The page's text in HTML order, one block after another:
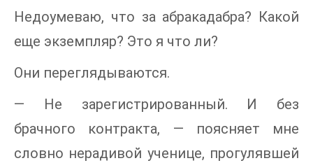
Недоумеваю, что за абракадабра? Какой
еще экземпляр? Это я что ли?
Они переглядываются.
— Не зарегистрированный. И без
брачного контракта, — поясняет мне
словно нерадивой ученице, прогулявшей